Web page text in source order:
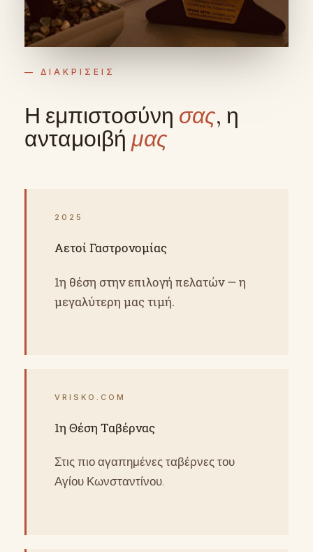
— ΔΙΑΚΡΙΣΕΙΣ
Η εμπιστοσύνη σας, η
ανταμοιβή μας
2025
Αετοί Γαστρονομίας
1η θέση στην επιλογή πελατών — η
μεγαλύτερη μας τιμή.
VRISKO.COM
1η Θέση Ταβέρνας
Στις πιο αγαπημένες ταβέρνες του
Αγίου Κωνσταντίνου.